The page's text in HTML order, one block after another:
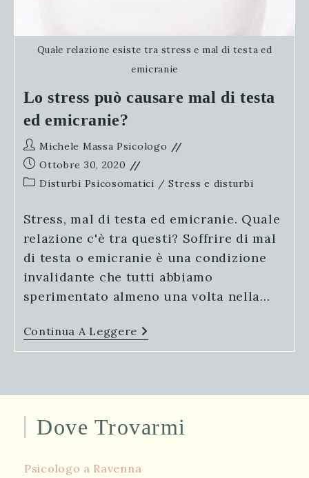
Quale relazione esiste tra stress e mal di testa ed
emicranie
Lo stress può causare mal di testa
ed emicranie?
Autore
dell'articolo:
Michele Massa Psicologo
Articolo
pubblicato:
Ottobre 30, 2020
Categoria
Disturbi Psicosomatici / Stress e disturbi
Stress, mal di testa ed emicranie. Quale
relazione c'è tra questi? Soffrire di mal
di testa o emicranie è una condizione
invalidante che tutti abbiamo
sperimentato almeno una volta nella…
Continua A Leggere Lo
Stress
Può
Testa
Emicranie?
Dove Trovarmi
Psicologo a Ravenna